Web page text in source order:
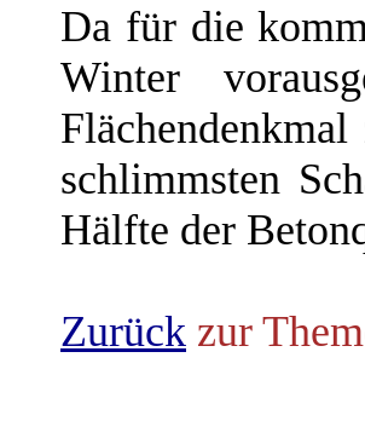
Da für die
Winter
schlimmsten
Hälfte der
Zurück zur